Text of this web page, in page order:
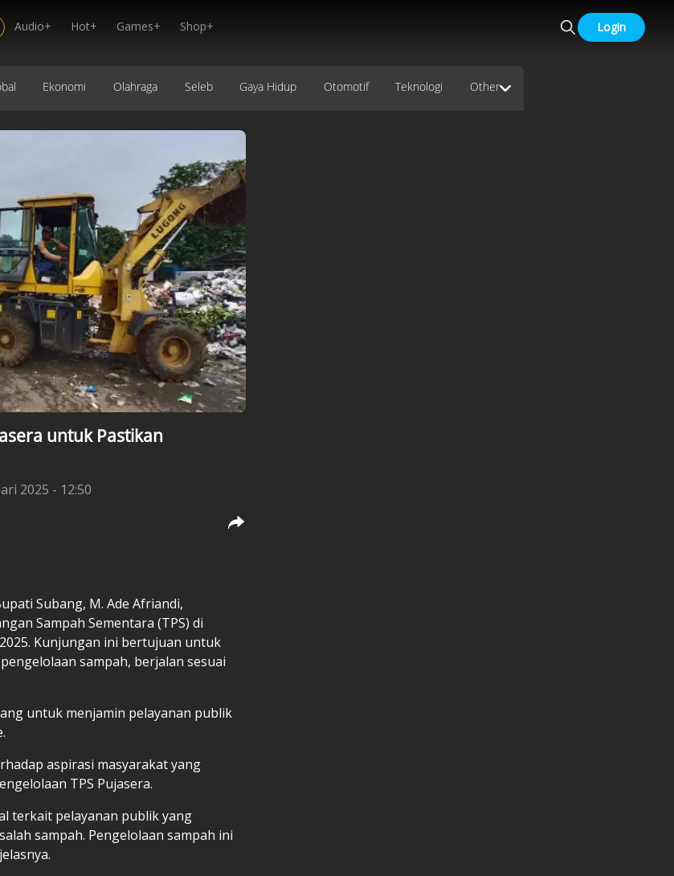
Audio+ Hot+ Games+ Shop+ Login
Ekonomi Olahraga Seleb Gaya Hidup Otomotif Teknologi Other
untuk Pastikan
2025 - 12:50
Subang, M. Ade Afriandi,
Sampah Sementara (TPS) di
Kunjungan ini bertujuan untuk
sampah, berjalan sesuai
untuk menjamin pelayanan publik
aspirasi masyarakat yang
TPS Pujasera.
terkait pelayanan publik yang
sampah. Pengelolaan sampah ini